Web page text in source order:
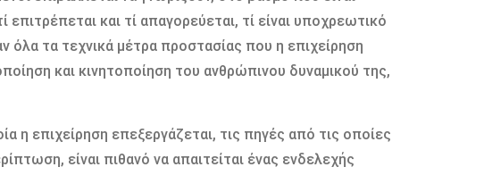
και τί απαγορεύεται, τί είναι υποχρεωτικό
όλα τα τεχνικά μέτρα προστασίας που η επιχείρηση
και κινητοποίηση του ανθρώπινου δυναμικού της,
επιχείρηση επεξεργάζεται, τις πηγές από τις οποίες
είναι πιθανό να απαιτείται ένας ενδελεχής